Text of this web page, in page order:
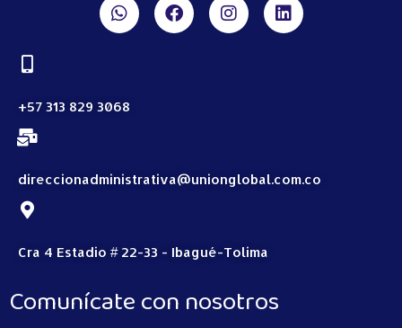
+57 313 829 3068
direccionadministrativa@unionglobal.com.co
Cra 4 Estadio # 22-33 - Ibagué-Tolima
Comunícate con nosotros